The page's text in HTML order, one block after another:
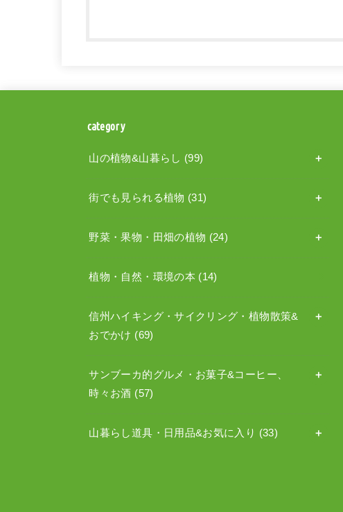
category
山の植物&山暮らし (99)
街でも見られる植物 (31)
野菜・果物・田畑の植物 (24)
植物・自然・環境の本 (14)
信州ハイキング・サイクリング・植物散策&
おでかけ (69)
サンブーカ的グルメ・お菓子&コーヒー、
時々お酒 (57)
山暮らし道具・日用品&お気に入り (33)